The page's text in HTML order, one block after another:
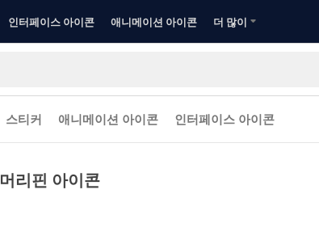
인터페이스 아이콘 애니메이션 아이콘 더 많이
스티커 애니메이션 아이콘 인터페이스 아이콘
머리핀 아이콘